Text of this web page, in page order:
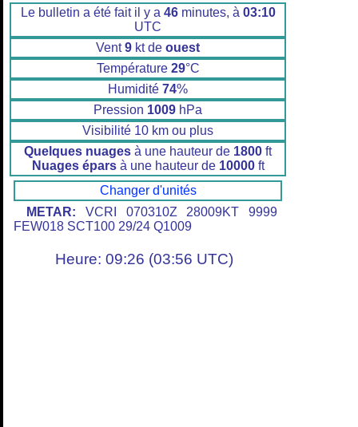
Le bulletin a été fait il y a 46minutes, à 03:10
UTC
Vent9 kt de ouest
Température 29°C
Humidité 74%
Pression 1009 hPa
Visibilité 10 km ou plus
Quelques nuages à une hauteur de 1800 ft
Nuages éparsà une hauteur de 10000ft
Changer d'unités
METAR: VCRI 070310Z 28009KT 9999
FEW018 SCT100 29/24 Q1009
Heure: 09:26 (03:56 UTC)